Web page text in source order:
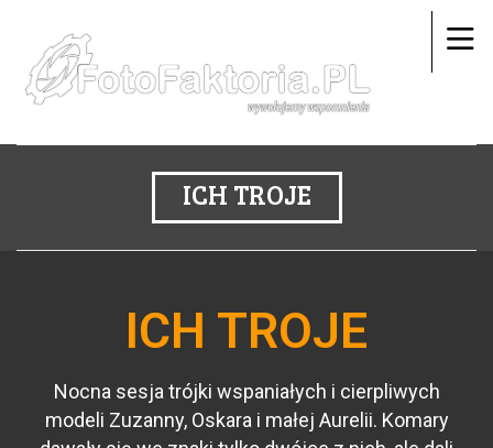
ICH TROJE
ICH TROJE
Nocna sesja trójki wspaniałych i cierpliwych
modeli Zuzanny, Oskara i małej Aurelii. Komary